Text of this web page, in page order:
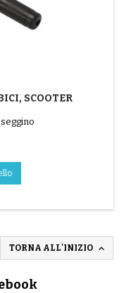
SCOOTER
TORNA ALL'INIZIO 